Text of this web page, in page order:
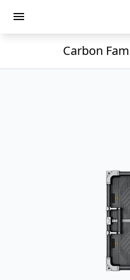
menu
Carbon